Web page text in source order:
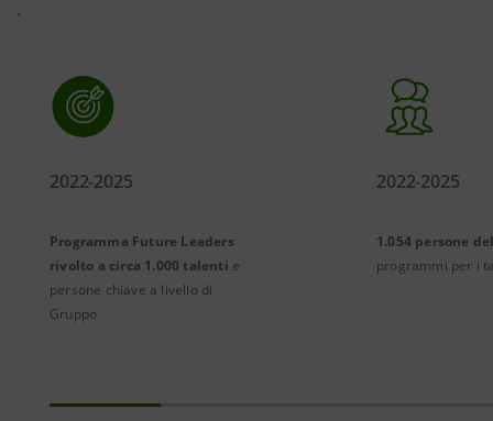
·
2022-2025
Programma Future Leaders
rivolto a circa 1.000 talenti e
persone chiave a livello di
Gruppo
2022-2025
1.054 persone
programmi per i